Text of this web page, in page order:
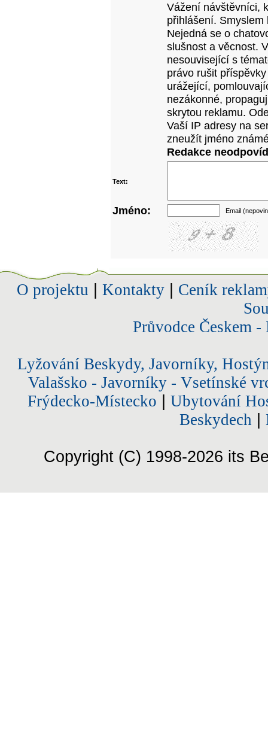
Vážení návštěvníci,
přihlášení.
Nejedná se o
slušnost a věcnost.
nesouvisející s
právo rušit
urážející,
nezákonné,
skrytou reklamu.
Vaší IP adresy na
zneužít jméno
Redakce
Text:
Jméno: Email
O projektu Kontakty| Ceník
Průvodce Českem
Lyžování Beskydy, Javorníky,
Valašsko - Javorníky - Vsetínské
Frýdecko-Místecko
Ubytování
Beskydech
Copyright (C) 1998-2026 its